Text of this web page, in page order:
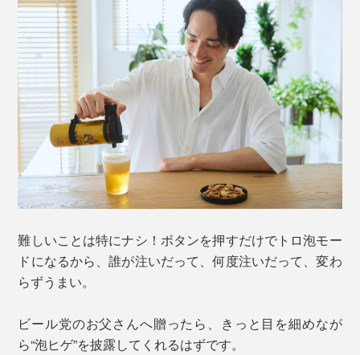
難しいことは特にナシ！ボタンを押すだけでトロ泡モー
ドになるから、誰が注いだって、何度注いだって、変わ
らずうまい。
ビール党のお父さんへ贈ったら、きっと目を細めなが
ら“泡ヒゲ”を披露してくれるはずです。